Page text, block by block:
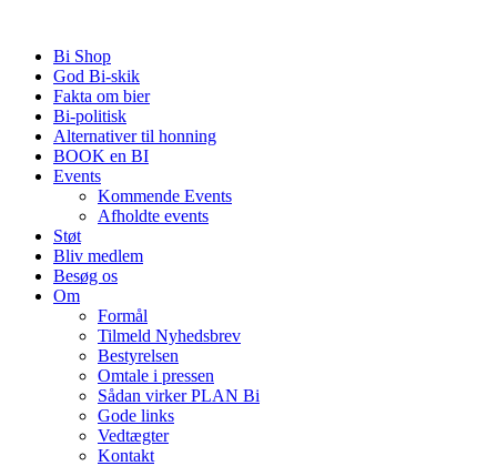
indholdBi Shop
God Bi-skik
Fakta om bier
Bi-politisk
Alternativer til honning
BOOK en BI
Events
Kommende Events
Afholdte events
Støt
Bliv medlem
Besøg os
Om
Formål
Tilmeld Nyhedsbrev
Bestyrelsen
Omtale i pressen
Sådan virker PLAN Bi
Gode links
Vedtægter
Kontakt